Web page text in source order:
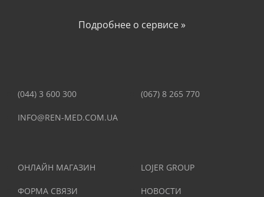
Подробнее о сервисе »
(044) 3 600 300 (067) 8 265 770
INFO@REN-MED.COM.UA
ОНЛАЙН МАГАЗИН LOJER GROUP
ФОРМА СВЯЗИ НОВОСТИ